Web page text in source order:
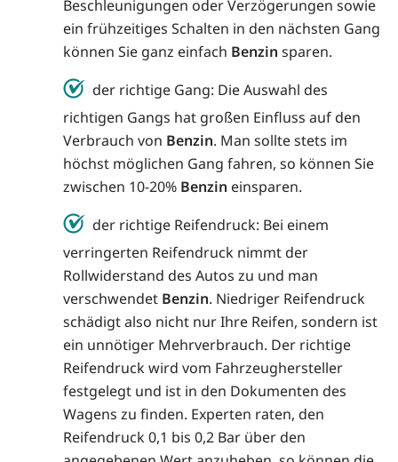
Beschleunigungen oder Verzögerungen sowie
ein frühzeitiges Schalten in den nächsten Gang
können Sie ganz einfach Benzin sparen.
der richtige Gang: Die Auswahl des
richtigen Gangs hat großen Einfluss auf den
Verbrauch von Benzin. Man sollte stets im
höchst möglichen Gang fahren, so können Sie
zwischen 10-20% Benzin einsparen.
der richtige Reifendruck: Bei einem
verringerten Reifendruck nimmt der
Rollwiderstand des Autos zu und man
verschwendet Benzin. Niedriger Reifendruck
schädigt also nicht nur Ihre Reifen, sondern ist
ein unnötiger Mehrverbrauch. Der richtige
Reifendruck wird vom Fahrzeughersteller
festgelegt und ist in den Dokumenten des
Wagens zu finden. Experten raten, den
Reifendruck 0,1 bis 0,2 Bar über den